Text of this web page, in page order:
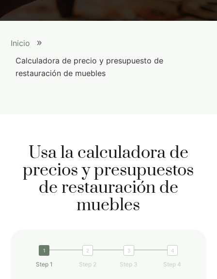
Inicio 9
Calculadora de precio y presupuesto de
restauración de muebles
Usa la calculadora de
precios y presupuestos
de restauración de
muebles
Step 1 Step 2 Step 3 Step 4